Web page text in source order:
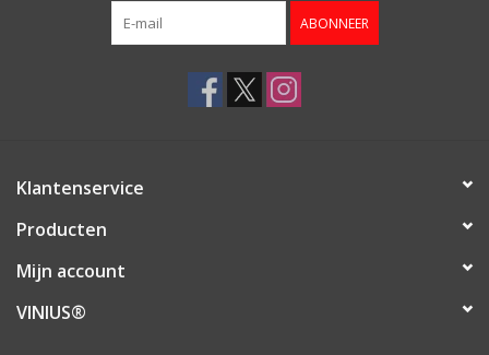
ABONNEER
Klantenservice
Producten
Mijn account
VINIUS®